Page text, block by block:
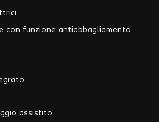
con funzione antiabbagliamento
assistito